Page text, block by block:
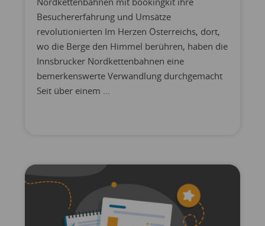
Besuchererfahrung und Umsätze
revolutionierten Im Herzen Österreichs, dort,
wo die Berge den Himmel berühren, haben die
Innsbrucker Nordkettenbahnen eine
bemerkenswerte Verwandlung durchgemacht
Seit über einem ...